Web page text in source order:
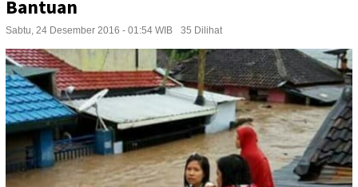
Bantuan
Sabtu, 24 Desember 2016 - 01:54 WIB 35 Dilihat